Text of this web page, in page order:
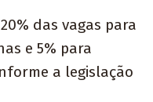
das vagas para
e 5% para
a legislação